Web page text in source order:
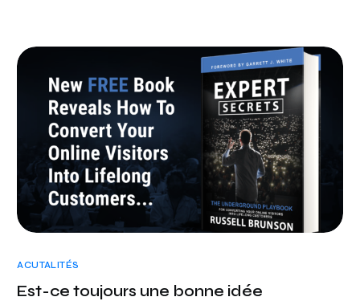
ACUTALITÉS
Est-ce toujours une bonne idée